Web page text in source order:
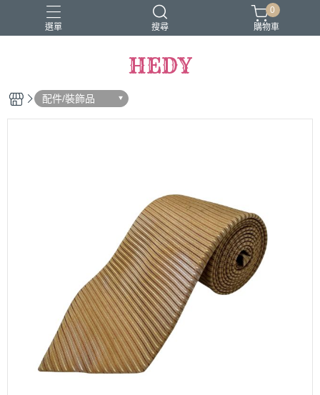
選單 搜尋
0
購物車
HEDY
配件/裝飾品